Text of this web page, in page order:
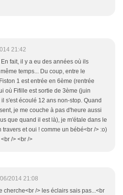
21:42
En fait, il y a eu des années où ils
temps... Du coup, entre le
1 est entrée en 6ème (rentrée
où Fifille est sortie de 3ème (juin
s'est écoulé 12 ans non-stop. Quand
je me couche à pas d'heure aussi
que quand il est là), je m'étale dans le
travers et oui ! comme un bébé<br /> :o)
/> <br />
2014 21:08
cherche<br /> les éclairs sais pas...<br